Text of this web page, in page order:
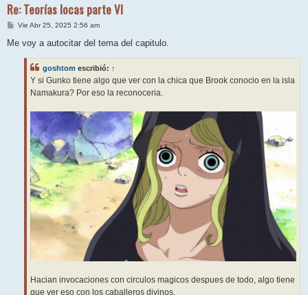
Re: Teorías locas parte VI
M
n
Vie Abr 25, 2025 2:56 am
Me voy a autocitar del tema del capitulo.
goshtom escribió: ↑
Y si Gunko tiene algo que ver con la chica que Brook conocio en la isla
Namakura? Por eso la reconoceria.
Hacian invocaciones con circulos magicos despues de todo, algo tiene
que ver eso con los caballeros divinos.